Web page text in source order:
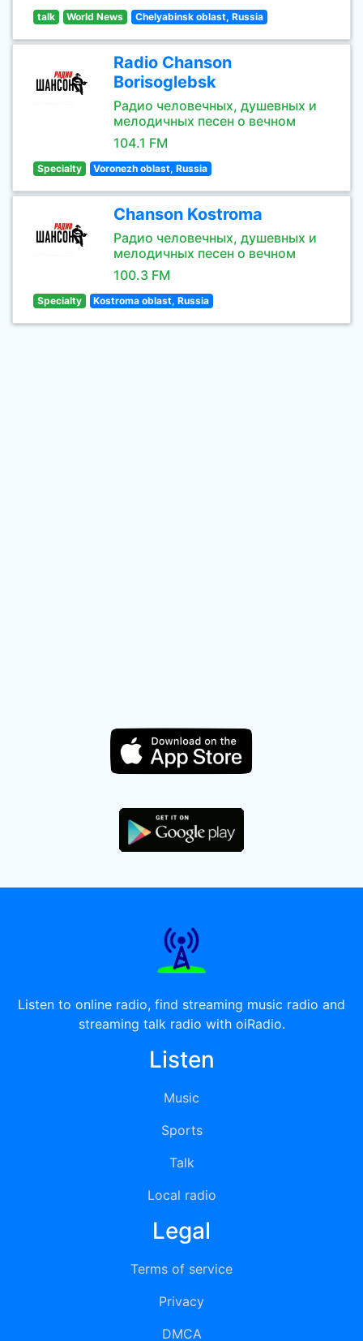
talk World News Chelyabinsk oblast, Russia
Radio Chanson
Borisoglebsk
Радио человечных, душевных и
мелодичных песен о вечном
104.1 FM
Specialty Voronezh oblast, Russia
Chanson Kostroma
Радио человечных, душевных и
мелодичных песен о вечном
100.3 FM
Specialty Kostroma oblast, Russia
Listen to online radio, find streaming music radio and
streaming talk radio with oiRadio.
Listen
Music
Sports
Talk
Local radio
Legal
Terms of service
Privacy
DMCA